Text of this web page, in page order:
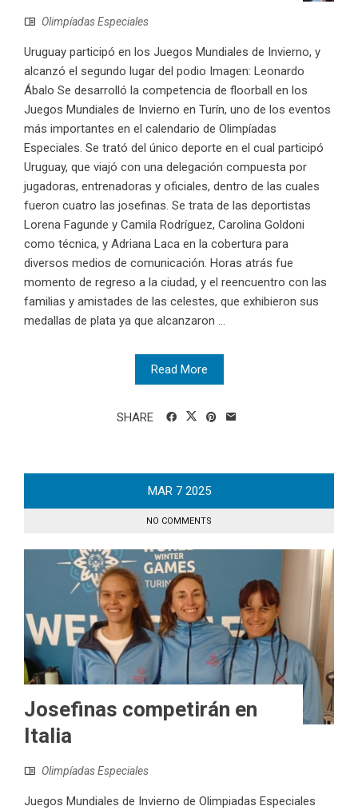
Olimpíadas Especiales
Uruguay participó en los Juegos Mundiales de Invierno, y
alcanzó el segundo lugar del podio Imagen: Leonardo
Ábalo Se desarrolló la competencia de floorball en los
Juegos Mundiales de Invierno en Turín, uno de los eventos
más importantes en el calendario de Olimpíadas
Especiales. Se trató del único deporte en el cual participó
Uruguay, que viajó con una delegación compuesta por
jugadoras, entrenadoras y oficiales, dentro de las cuales
fueron cuatro las josefinas. Se trata de las deportistas
Lorena Fagunde y Camila Rodríguez, Carolina Goldoni
como técnica, y Adriana Laca en la cobertura para
diversos medios de comunicación. Horas atrás fue
momento de regreso a la ciudad, y el reencuentro con las
familias y amistades de las celestes, que exhibieron sus
medallas de plata ya que alcanzaron ...
Read More
SHARE
MAR 7 2025
NO COMMENTS
Josefinas competirán en
Italia
Olimpíadas Especiales
Juegos Mundiales de Invierno de Olimpiadas Especiales